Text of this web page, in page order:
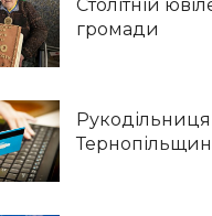
Столітній
громади